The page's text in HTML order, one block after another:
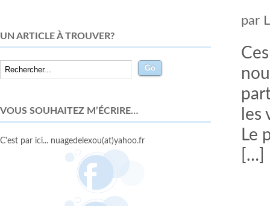
par
les
Le
[…]
UN ARTICLE À TROUVER?
VOUS SOUHAITEZ M’ÉCRIRE…
C'est par ici... nuagedelexou(at)yahoo.fr